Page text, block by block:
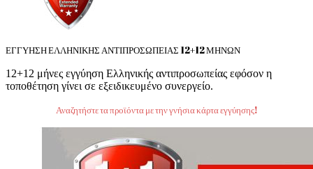
ΕΓΓΥΗΣΗ ΕΛΛΗΝΙΚΗΣ ΑΝΤΙΠΡΟΣΩΠΕΙΑΣ 12+12 ΜΗΝΩΝ
12+12 μήνες εγγύηση Ελληνικής αντιπροσωπείας εφόσον η
τοποθέτηση γίνει σε εξειδικευμένο συνεργείο.
Αναζητήστε τα προϊόντα με την γνήσια κάρτα εγγύησης!